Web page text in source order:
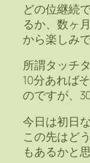
どの位継続
るか、数ヶ
から楽しみで
所謂タッチ
10分あれば
のですが、
今日は初日
この先はど
もあるかと